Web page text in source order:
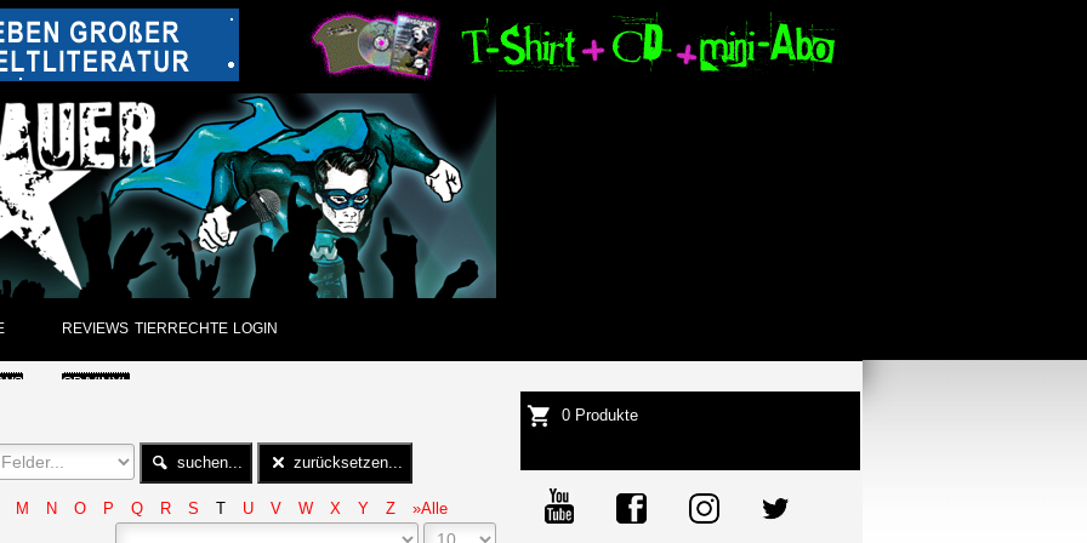
REVIEWS
CD/VINYL
PAPIER
ARCHIV
TIERRECHTE LOGIN
suchen... zurücksetzen...
M N O P Q R S T U V W X Y Z
»Alle
0 Produkte